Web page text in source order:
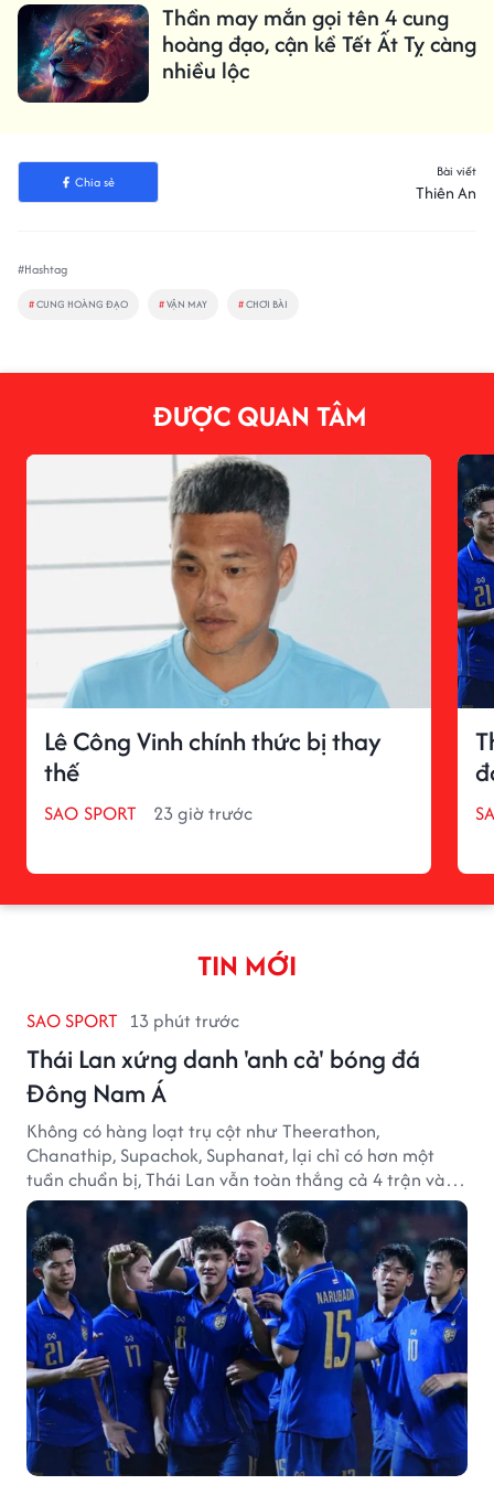
Thần may mắn gọi tên 4 cung
hoàng đạo, cận kề Tết Ất Tỵ càng
nhiều lộc
Chia sẻ
Bài viết
Thiên An
#Hashtag
#CUNG HOÀNG ĐẠO #VẬN MAY #CHƠI BÀI
ĐƯỢC QUAN TÂM
Lê Công Vinh chính thức bị thay
thế
SAO SPORT 23 giờ trước
TIN MỚI
SAO SPORT 13 phút trước
Thái Lan xứng danh 'anh cả' bóng đá
Đông Nam Á
Không có hàng loạt trụ cột như Theerathon,
Chanathip, Supachok, Suphanat, lại chỉ có hơn một
tuần chuẩn bị, Thái Lan vẫn toàn thắng cả 4 trận và
giữ sạch lưới tại AFF Cup 2026.